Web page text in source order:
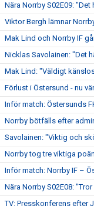
Nära Norrby S02E09:
Viktor Bergh lämnar
Mak Lind och Norrby IF
Nicklas Savolainen: "Det
Mak Lind: "Väldigt
Förlust i Östersund - nu
Inför match: Östersunds
Norrby bötfälls efter
Savolainen: "Viktig och
Norrby tog tre viktiga
Inför match: Norrby IF –
Nära Norrby S02E08:
TV: Presskonferens efter